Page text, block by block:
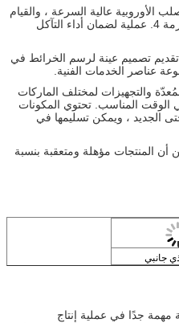
الأوروبية عالية السرعة ، والقيام
بالمعالجة وفقا للمعالجة الحرارية الصارمة 4. عملية لضمان أداء التآكل
تقديم تصميم عينة لرسم الخرائط في
عناصر الخدمات الفنية.
والتجهيزات لمختلف الماركات
الوقت المناسب. تحتوي المكونات
الجديد ، ويمكن تسليمها في
أن المنتجات مؤهلة ومتعقبة بنسبة
جانبي
مهمة جدًا في عملية إنتاج